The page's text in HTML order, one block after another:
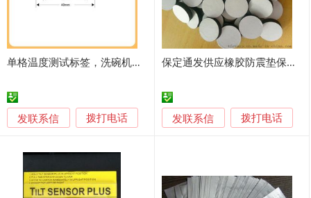
单格温度测试标签，洗碗机温度标贴，变色测温纸
发联系信 拨打电话
保定通发供应橡胶防震垫保护垫
发联系信 拨打电话